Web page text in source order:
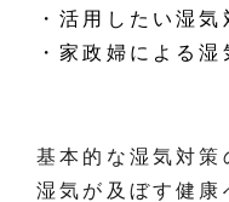
・活用したい湿気
・家政婦による湿
基本的な湿気対策
湿気が及ぼす健康